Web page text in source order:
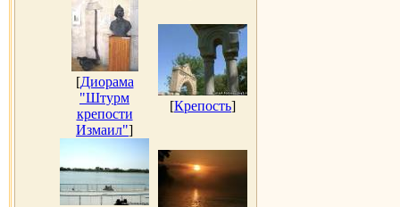
[Диорама
"Штурм
крепости
Измаил"]
[Крепость]